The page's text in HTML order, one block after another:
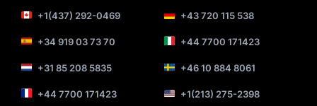
+1(437) 292-0469 +43 720 115 538
+34 919 03 73 70 +44 7700 171423
+31 85 208 5835 +46 10 884 8061
+44 7700 171423 +1(213) 275-2398